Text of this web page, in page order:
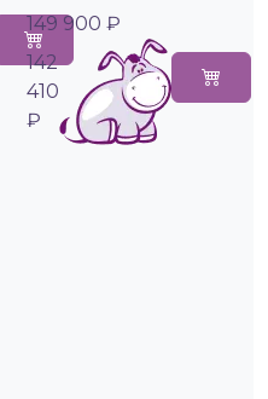
149 900 ₽
142
410
₽